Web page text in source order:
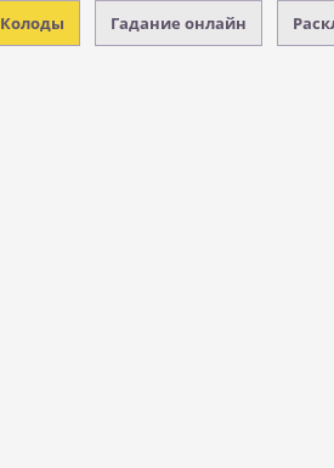
Колоды Гадание онлайн